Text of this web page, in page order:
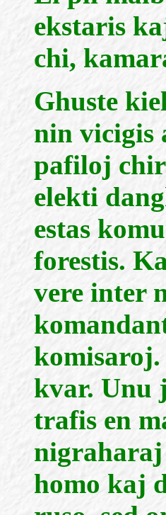
ekstaris
chi,
Ghuste
nin vicigis
pafiloj
elekti
estas
forestis.
vere inter
kvar. Unu
trafis en
nigraharaj
homo kaj